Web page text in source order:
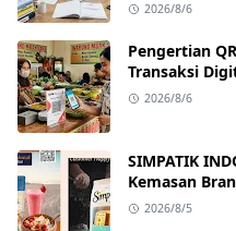
2026/8/6
Pengertian
Transaksi
2026/8/6
SIMPATIK
Kemasan
2026/8/5